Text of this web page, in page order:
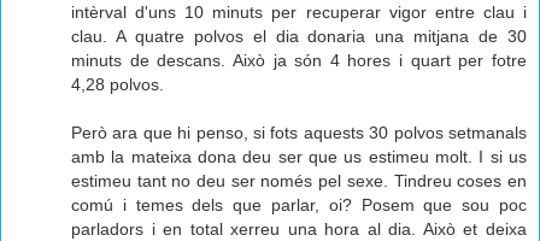
intèrval d'uns 10 minuts per recuperar vigor entre clau i
clau. A quatre polvos el dia donaria una mitjana de 30
minuts de descans. Això ja són 4 hores i quart per fotre
4,28 polvos.
Però ara que hi penso, si fots aquests 30 polvos setmanals
amb la mateixa dona deu ser que us estimeu molt. I si us
estimeu tant no deu ser només pel sexe. Tindreu coses en
comú i temes dels que parlar, oi? Posem que sou poc
parladors i en total xerreu una hora al dia. Això et deixa